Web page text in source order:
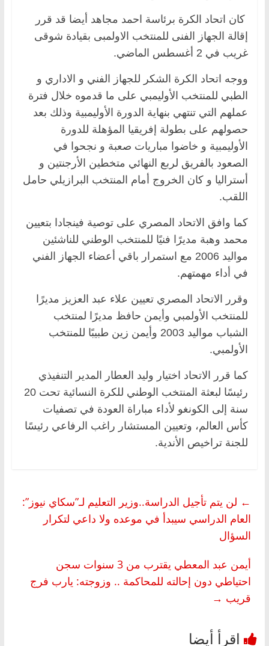
كان اتحاد الكرة برئاسة احمد مجاهد أيضا قد قرر
إقالة الجهاز الفنى للمنتخب الاولمبى بقيادة شوقى
غريب في 2 أغسطس الماضي.
ووجه اتحاد الكرة الشكر للجهاز الفني و الاداري و
الطبي للمنتخب الأوليمبي على ما قدموه خلال فترة
عملهم التي تنتهي بنهاية الدورة الأوليمبية وذلك بعد
حصولهم على بطولة إفريقيا المؤهلة للدورة
الأوليمبية و خاضوا مباريات صعبة و نجحوا في
الصعود بالفريق لربع النهائي متخطين الأرجنتين و
أستراليا و كان الخروج أمام المنتخب البرازيلي حامل
اللقب.
كما وافق الاتحاد المصري على توصية فينجادا بتعيين
محمد وهبة مديرًا فنيًا للمنتخب الوطني للناشئين
مواليد 2006 مع استمرار باقي أعضاء الجهاز الفني
في أداء مهمتهم.
وقرر الاتحاد المصري تعيين علاء عبد العزيز مديرًا
للمنتخب الأولمبي وأيمن حافظ مديرًا لمنتخب
الشباب مواليد 2003 وأيمن زين طبيبًا للمنتخب
الأولمبي.
كما قرر الاتحاد اختيار وليد العطار المدير التنفيذي
رئيسًا لبعثة المنتخب الوطني للكرة النسائية تحت 20
سنة إلى الكونغو لأداء مباراة العودة في تصفيات
كأس العالم، وتعيين المستشار راغب الرفاعي رئيسًا
للجنة تراخيص الأندية.
← لن يتم تأجيل الدراسة..وزير التعليم لـ”سكاي نيوز”:
العام الدراسي سيبدأ في موعده ولا داعي لتكرار
السؤال
أيمن عبد المعطي يقترب من 3 سنوات سجن
احتياطي دون إحالته للمحاكمة .. وزوجته: يارب فرج
قريب →